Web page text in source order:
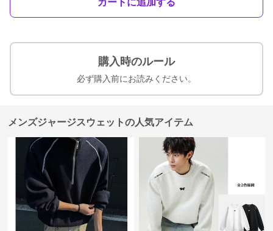
カートに追加する
購入時のルール
必ず購入前にお読みください。
メンズジャージスウェットの人気アイテム